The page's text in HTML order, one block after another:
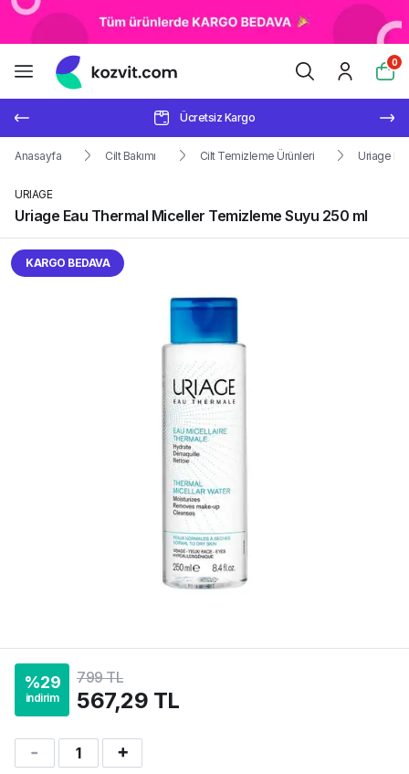
0
Ücretsiz Kargo
Anasayfa Cilt Bakımı Cilt Temizleme Ürünleri Uriage
URIAGE
Uriage Eau Thermal Miceller Temizleme Suyu 250 ml
KARGO BEDAVA
%29
indirim
799 TL
567,29 TL
1